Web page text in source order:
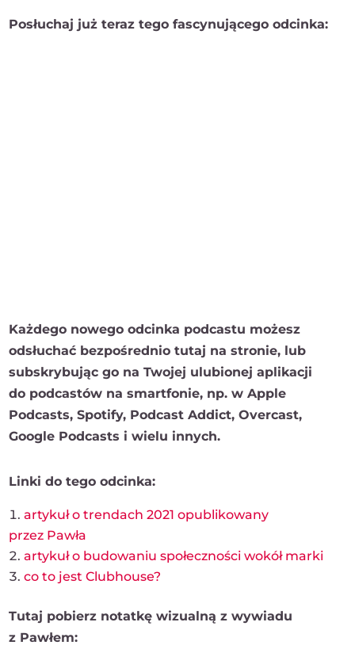
Posłuchaj już teraz tego fascynującego odcinka:
Każdego nowego odcinka podcastu możesz
odsłuchać bezpośrednio tutaj na stronie, lub
subskrybując go na Twojej ulubionej aplikacji
do podcastów na smartfonie, np. w Apple
Podcasts, Spotify, Podcast Addict, Overcast,
Google Podcasts i wielu innych.
Linki do tego odcinka:
artykuł o trendach 2021 opublikowany
przez Pawła
artykuł o budowaniu społeczności wokół marki
co to jest Clubhouse?
Tutaj pobierz notatkę wizualną z wywiadu
z Pawłem: